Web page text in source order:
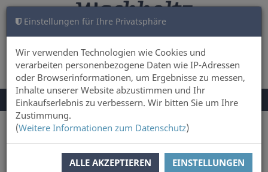
Einstellungen für Ihre Privatsphäre
Wir verwenden Technologien wie Cookies und
verarbeiten personenbezogene Daten wie IP-Adressen
oder Browserinformationen, um Ergebnisse zu messen,
Inhalte unserer Website abzustimmen und Ihr
Einkaufserlebnis zu verbessern. Wir bitten Sie um Ihre
Zustimmung.
(Weitere Informationen zum Datenschutz)
ALLE AKZEPTIEREN EINSTELLUNGEN
ANMELDEN WARENKORB 0
NAVIGATION
UMSCHALTEN
Menü
Sie sind hier:
Edward Stratford